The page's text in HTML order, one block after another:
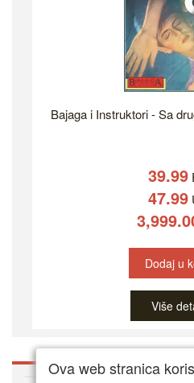
Bajaga i Instruktori - Sa
39.99
47.99
Dodaj u
Više
Ova web stranica